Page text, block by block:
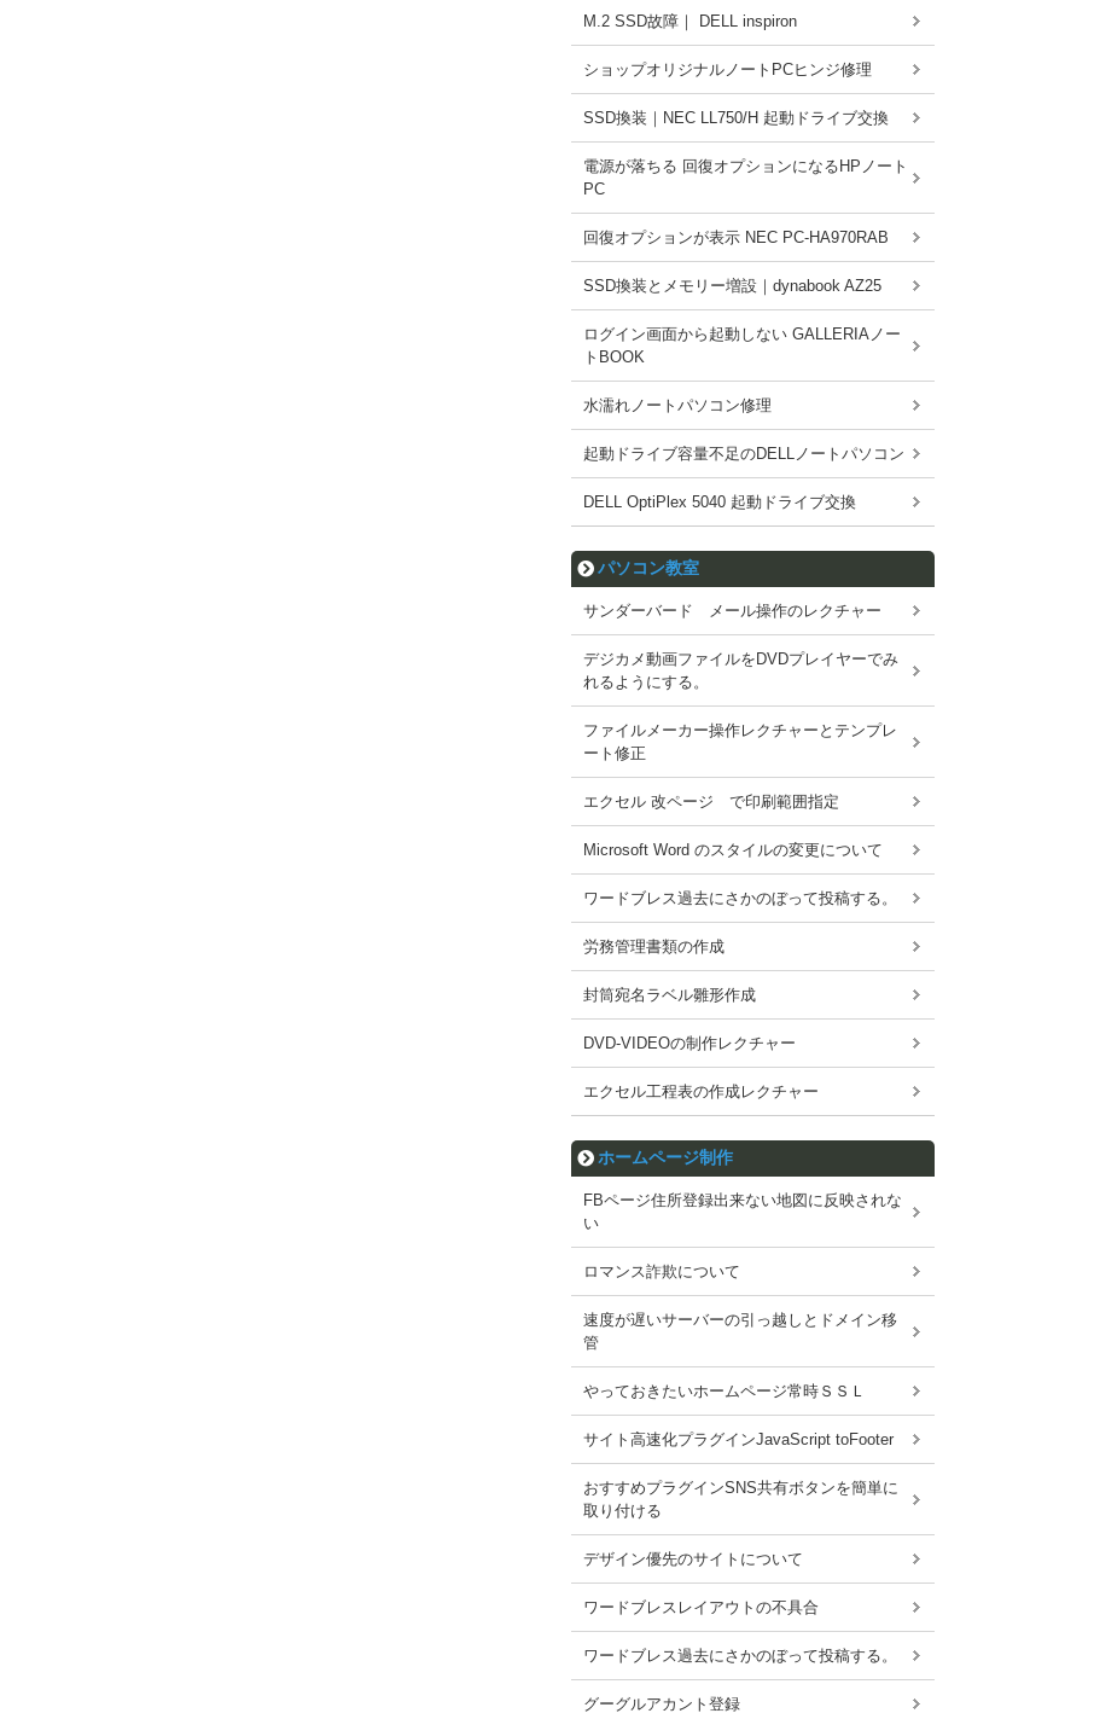
M.2 SSD故障｜ DELL inspiron
ショップオリジナルノートPCヒンジ修理
SSD換装｜NEC LL750/H 起動ドライブ交換
電源が落ちる 回復オプションになるHPノート
PC
回復オプションが表示 NEC PC-HA970RAB
SSD換装とメモリー増設｜dynabook AZ25
ログイン画面から起動しない GALLERIAノー
トBOOK
水濡れノートパソコン修理
起動ドライブ容量不足のDELLノートパソコン
DELL OptiPlex 5040 起動ドライブ交換
パソコン教室
サンダーバード メール操作のレクチャー
デジカメ動画ファイルをDVDプレイヤーでみ
れるようにする。
ファイルメーカー操作レクチャーとテンプレ
ート修正
エクセル 改ページ で印刷範囲指定
Microsoft Word のスタイルの変更について
ワードブレス過去にさかのぼって投稿する。
労務管理書類の作成
封筒宛名ラベル雛形作成
DVD-VIDEOの制作レクチャー
エクセル工程表の作成レクチャー
ホームページ制作
FBページ住所登録出来ない地図に反映されな
い
ロマンス詐欺について
速度が遅いサーバーの引っ越しとドメイン移
管
やっておきたいホームページ常時ＳＳＬ
サイト高速化プラグインJavaScript toFooter
おすすめプラグインSNS共有ボタンを簡単に
取り付ける
デザイン優先のサイトについて
ワードブレスレイアウトの不具合
ワードブレス過去にさかのぼって投稿する。
グーグルアカント登録